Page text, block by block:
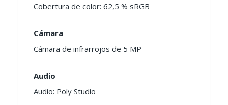
Cobertura de color: 62,5 % sRGB
Cámara
Cámara de infrarrojos de 5 MP
Audio
Audio: Poly Studio